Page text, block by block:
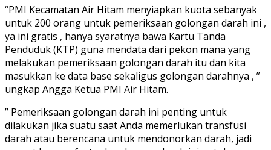
“PMI Kecamatan Air Hitam menyiapkan kuota sebanyak
untuk 200 orang untuk pemeriksaan golongan darah ini ,
ya ini gratis , hanya syaratnya bawa Kartu Tanda
Penduduk (KTP) guna mendata dari pekon mana yang
melakukan pemeriksaan golongan darah itu dan kita
masukkan ke data base sekaligus golongan darahnya , ”
ungkap Angga Ketua PMI Air Hitam.
” Pemeriksaan golongan darah ini penting untuk
dilakukan jika suatu saat Anda memerlukan transfusi
darah atau berencana untuk mendonorkan darah, jadi